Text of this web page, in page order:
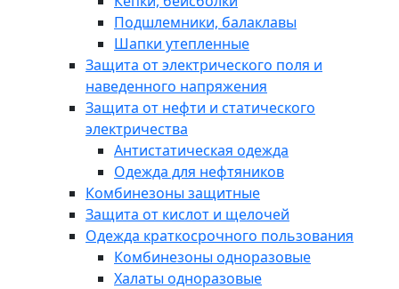
Подшлемники, балаклавы
Шапки утепленные
Защита от электрического поля и
наведенного напряжения
Защита от нефти и статического
электричества
Антистатическая одежда
Одежда для нефтяников
Комбинезоны защитные
Защита от кислот и щелочей
Одежда краткосрочного пользования
Комбинезоны одноразовые
Халаты одноразовые